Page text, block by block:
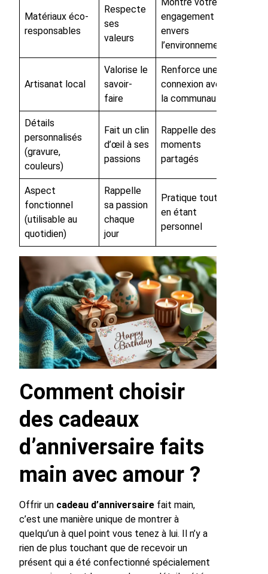
Matériaux éco-
responsables
Respecte
ses
valeurs
engagement
envers
l’environnement
Artisanat local
Valorise le
savoir-
faire
Renforce une
connexion avec
la communauté
Détails
personnalisés
(gravure,
couleurs)
Fait un clin
d’œil à ses
passions
Rappelle des
moments
partagés
Aspect
fonctionnel
(utilisable au
quotidien)
Rappelle
sa passion
chaque
jour
Pratique tout
en étant
personnel
Comment choisir
des cadeaux
d’anniversaire faits
main avec amour ?
Offrir un cadeau d’anniversaire fait main,
c’est une manière unique de montrer à
quelqu’un à quel point vous tenez à lui. Il n’y a
rien de plus touchant que de recevoir un
présent qui a été confectionné spécialement